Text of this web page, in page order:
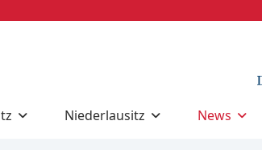
Niederlausitz News